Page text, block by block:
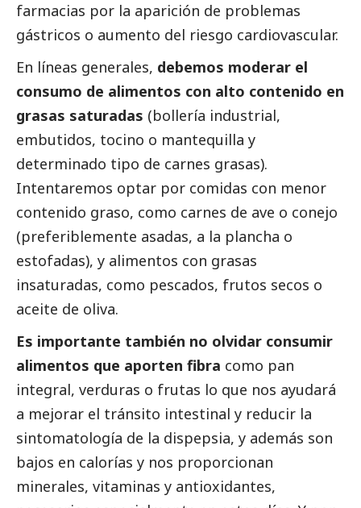
farmacias por la aparición de problemas
gástricos o aumento del riesgo cardiovascular.
En líneas generales, debemos moderar el
consumo de alimentos con alto contenido en
grasas saturadas (bollería industrial,
embutidos, tocino o mantequilla y
determinado tipo de carnes grasas).
Intentaremos optar por comidas con menor
contenido graso, como carnes de ave o conejo
(preferiblemente asadas, a la plancha o
estofadas), y alimentos con grasas
insaturadas, como pescados, frutos secos o
aceite de oliva.
Es importante también no olvidar consumir
alimentos que aporten fibra como pan
integral, verduras o frutas lo que nos ayudará
a mejorar el tránsito intestinal y reducir la
sintomatología de la dispepsia, y además son
bajos en calorías y nos proporcionan
minerales, vitaminas y antioxidantes,